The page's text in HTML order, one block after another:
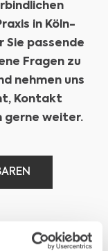
in Köln-
Sie passende
Fragen zu
nehmen uns
Kontakt
gerne weiter.